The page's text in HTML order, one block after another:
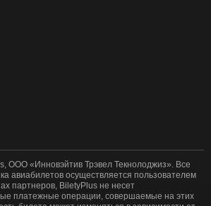
ООО «Инновэйтив Трэвел Текнолоджиз». Все
авиабилетов осуществляется пользователем
партнеров, BiletyPlus не несет
платежные операции, совершаемые на этих